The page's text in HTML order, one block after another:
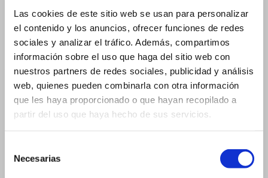
Las cookies de este sitio web se usan para personalizar
el contenido y los anuncios, ofrecer funciones de redes
sociales y analizar el tráfico. Además, compartimos
información sobre el uso que haga del sitio web con
nuestros partners de redes sociales, publicidad y análisis
web, quienes pueden combinarla con otra información
que les haya proporcionado o que hayan recopilado a
partir del uso que haya hecho de sus servicios.
Necesarias
20 ml 19×105 mm
20 ml 26×60 mm
Flascons per a Comptagotes
2 ml
3 ml